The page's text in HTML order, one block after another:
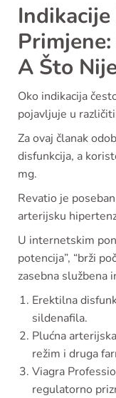
A Što
Oko indikacija
pojavljuje u
Za ovaj članak
disfunkcija, a
mg.
Revatio je
arterijsku
U internetskim
potencija”, “brži
zasebna službena
Erektilna
sildenafila.
Plućna
režim i druga
Viagra
regulatorno